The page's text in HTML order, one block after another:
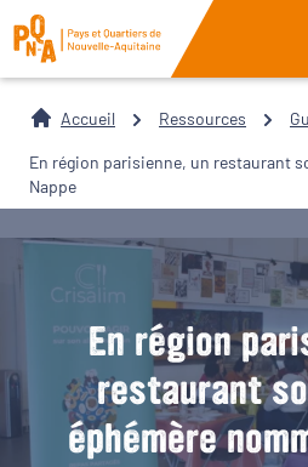
Accueil Ressources
En région parisienne, un restaurant
Nappe
En région
restaurant
éphémère